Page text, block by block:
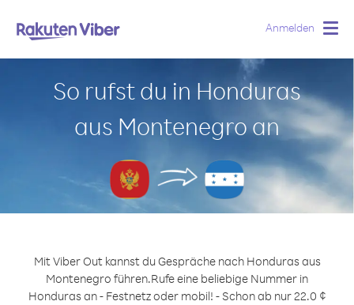
Anmelden
So rufst du in Honduras
aus Montenegro an
Mit Viber Out kannst du Gespräche nach Honduras aus
Montenegro führen.Rufe eine beliebige Nummer in
Honduras an - Festnetz oder mobil! - Schon ab nur 22.0 ¢